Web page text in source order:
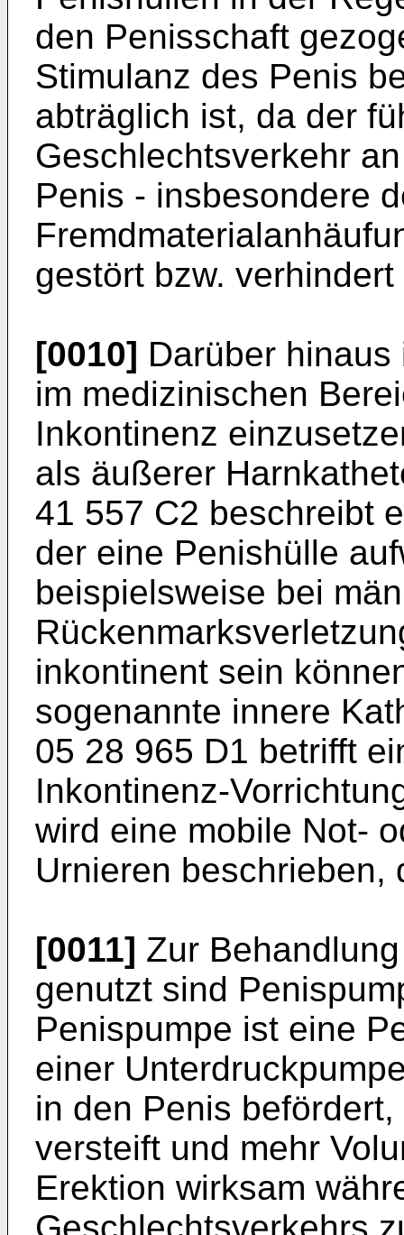
den Penisschaft
Stimulanz des Penis
abträglich ist, da der
Geschlechtsverkehr
Penis - insbesondere
gestört bzw. verhindert
[0010] Darüber
im medizinischen
Inkontinenz
als äußerer
41 557 C2 beschreibt
der eine Penishülle
beispielsweise bei
inkontinent sein
sogenannte innere
05 28 965 D1 betrifft
Inkontinenz-
wird eine mobile Not-
Urnieren beschrieben,
[0011] Zur
genutzt sind
Penispumpe ist eine
einer
in den Penis
versteift und mehr
Erektion wirksam